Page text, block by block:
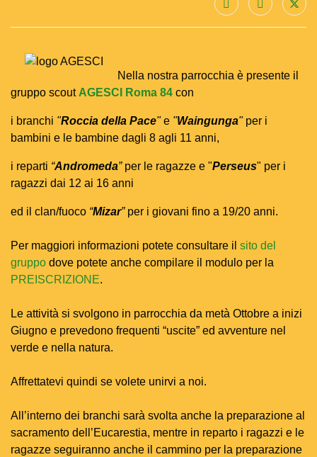
Nella nostra parrocchia è presente il
gruppo scout AGESCI Roma 84 con
i branchi "Roccia della Pace"e "Waingunga"per i
bambini e le bambine dagli 8 agli 11 anni,
i reparti “Andromeda”per le ragazze e "Perseus" per i
ragazzi dai 12 ai 16 anni
ed il clan/fuoco “Mizar”per i giovani fino a 19/20 anni.
Per maggiori informazioni potete consultare il sito del
gruppo dove potete anche compilare il modulo per la
PREISCRIZIONE.
Le attività si svolgono in parrocchia da metà Ottobre a inizi
Giugno e prevedono frequenti “uscite” ed avventure nel
verde e nella natura.
Affrettatevi quindi se volete unirvi a noi.
All’interno dei branchi sarà svolta anche la preparazione al
sacramento dell’Eucarestia, mentre in reparto i ragazzi e le
ragazze seguiranno anche il cammino per la preparazione